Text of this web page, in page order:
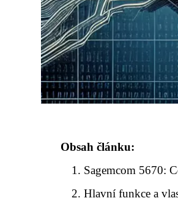
Obsah článku:
Sagemcom 5670:
Hlavní funkce a